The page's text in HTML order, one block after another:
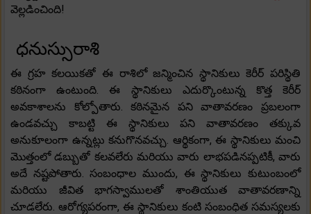
వెల్లడించింది!
ధనుస్సురాశి
ఈ గ్రహ కలయికతో ఈ రాశిలో జన్మించిన స్థానికులు కెరీర్ పరిస్థితి
కఠినంగా ఉంటుంది. ఈ స్థానికులు ఎదుర్కొంటున్న కొత్త కెరీర్
అవకాశాలను కోల్పోతారు. కఠినమైన పని వాతావరణం ప్రబలంగా
ఉండవచ్చు కాబట్టి ఈ స్థానికులు పని వాతావరణం తక్కువ
అనుకూలంగా ఉన్నట్లు కనుగొనవచ్చు. ఆర్థికంగా, ఈ స్థానికులు మంచి
మొత్తంలో డబ్బుతో కలవలేరు మరియు వారు లాభపడినప్పటికీ, వారు
అదే నష్టపోతారు. సంబంధాల ముందు, ఈ స్థానికులు కుటుంబంలో
మరియు జీవిత భాగస్వాములతో శాంతియుత వాతావరణాన్ని
చూడలేరు. ఆరోగ్యపరంగా, ఈ స్థానికులు కంటి సంబంధిత సమస్యలకు